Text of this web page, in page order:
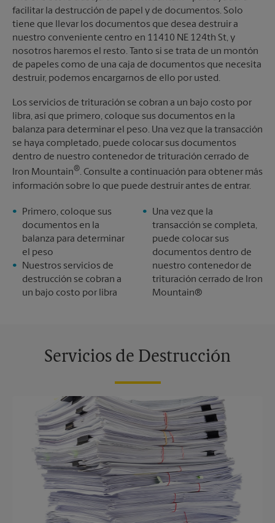
facilitar la destrucción de papel y de documentos. Solo
tiene que llevar los documentos que desea destruir a
nuestro conveniente centro en 11410 NE 124th St, y
nosotros haremos el resto. Tanto si se trata de un montón
de papeles como de una caja de documentos que necesita
destruir, podemos encargarnos de ello por usted.
Los servicios de trituración se cobran a un bajo costo por
libra, así que primero, coloque sus documentos en la
balanza para determinar el peso. Una vez que la transacción
se haya completado, puede colocar sus documentos
dentro de nuestro contenedor de trituración cerrado de
Iron Mountain®. Consulte a continuación para obtener más
información sobre lo que puede destruir antes de entrar.
Primero, coloque sus
documentos en la
balanza para determinar
el peso
Nuestros servicios de
destrucción se cobran a
un bajo costo por libra
Una vez que la
transacción se completa,
puede colocar sus
documentos dentro de
nuestro contenedor de
trituración cerrado de Iron
Mountain®
Servicios de Destrucción